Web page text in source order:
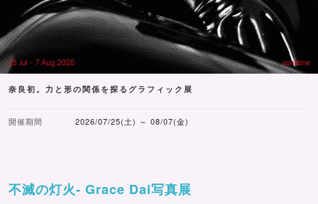
奈良初。力と形の関係を探るグラフィック展
開催期間 2026/07/25(土) ～ 08/07(金)
不滅の灯火- Grace Dai写真展